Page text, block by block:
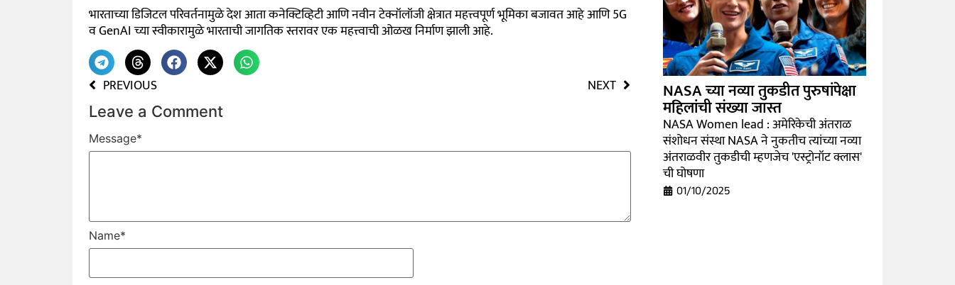
भारताच्या डिजिटल परिवर्तनामुळे देश आता कनेक्टिव्हिटी आणि नवीन टेक्नॉलॉजी क्षेत्रात महत्त्वपूर्ण भूमिका बजावत आहे आणि 5G
व GenAI च्या स्वीकारामुळे भारताची जागतिक स्तरावर एक महत्त्वाची ओळख निर्माण झाली आहे.
PREVIOUS NEXT
Leave a Comment
Message*
Name*
NASA च्या नव्या तुकडीत पुरुषांपेक्षा
महिलांची संख्या जास्त
NASA Women lead : अमेरिकेची अंतराळ
संशोधन संस्था NASA ने नुकतीच त्यांच्या नव्या
अंतराळवीर तुकडीची म्हणजेच 'एस्ट्रोनॉट क्लास'
ची घोषणा
01/10/2025